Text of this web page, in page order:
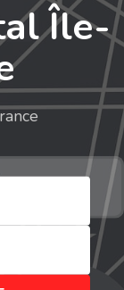
Île-